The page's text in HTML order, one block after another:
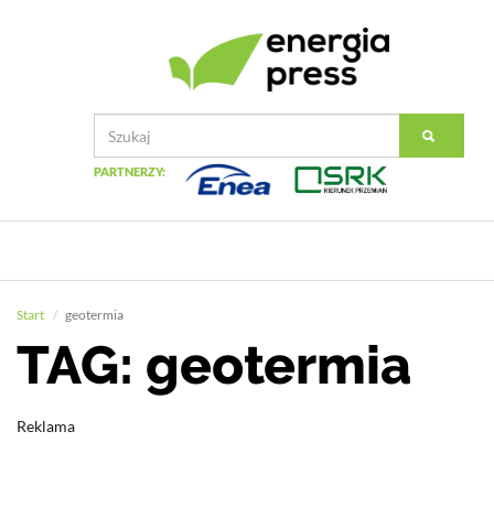
PARTNERZY:
Start geotermia
TAG: geotermia
Reklama